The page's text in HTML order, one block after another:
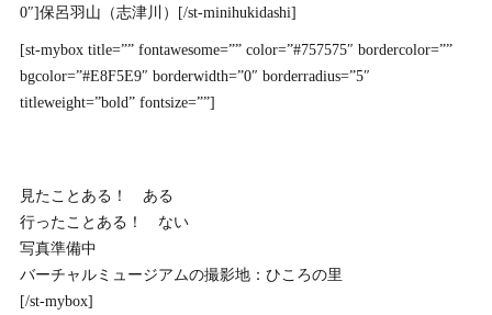
0″]保呂羽山（志津川）[/st-minihukidashi]
[st-mybox title=”” fontawesome=”” color=”#757575″ bordercolor=””
bgcolor=”#E8F5E9″ borderwidth=”0″ borderradius=”5″
titleweight=”bold” fontsize=””]
見たことある！ ある
行ったことある！ ない
写真準備中
バーチャルミュージアムの撮影地：ひころの里
[/st-mybox]